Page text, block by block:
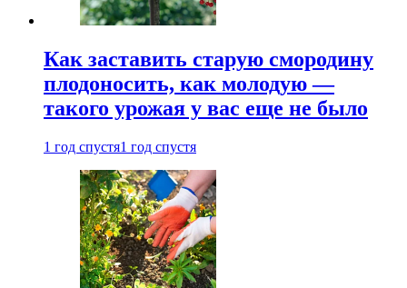
Как заставить старую смородину
плодоносить, как молодую —
такого урожая у вас еще не было
1 год спустя1 год спустя